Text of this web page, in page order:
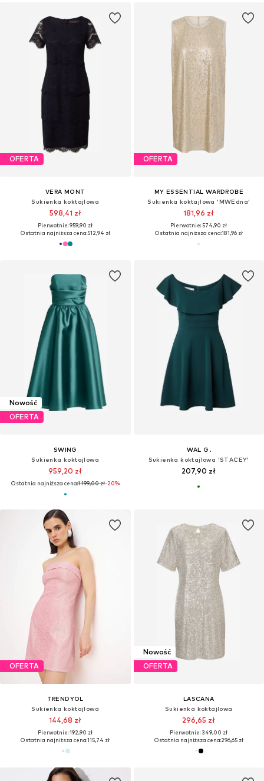
OFERTA
VERA MONT
Sukienka koktajlowa
598,41 zł
Pierwotnie: 959,90 zł
Ostatnia najniższa cena:512,94 zł
OFERTA
MY ESSENTIAL WARDROBE
Sukienka koktajlowa 'MWEdna'
181,96 zł
Pierwotnie: 574,90 zł
Ostatnia najniższa cena:181,96 zł
Nowość
OFERTA
SWING
Sukienka koktajlowa
959,20 zł
Ostatnia najniższa cena:1 199,00 zł-20%
WAL G.
Sukienka koktajlowa 'STACEY'
207,90 zł
OFERTA
TRENDYOL
Sukienka koktajlowa
144,68 zł
Pierwotnie: 192,90 zł
Ostatnia najniższa cena:115,74 zł
Nowość
OFERTA
LASCANA
Sukienka koktajlowa
296,65 zł
Pierwotnie: 349,00 zł
Ostatnia najniższa cena:296,65 zł